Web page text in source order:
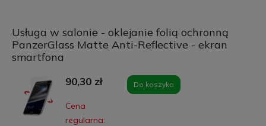
Usługa w salonie - oklejanie folią ochronną
PanzerGlass Matte Anti-Reflective - ekran
smartfona
90,30 zł
Cena
regularna:
Do koszyka